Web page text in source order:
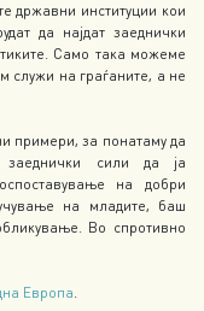
државни институции кои
да најдат заеднички
Само така можеме
служи на граѓаните, а не
примери, за понатаму да
заеднички сили да ја
на добри
на младите, баш
Во спротивно
Европа